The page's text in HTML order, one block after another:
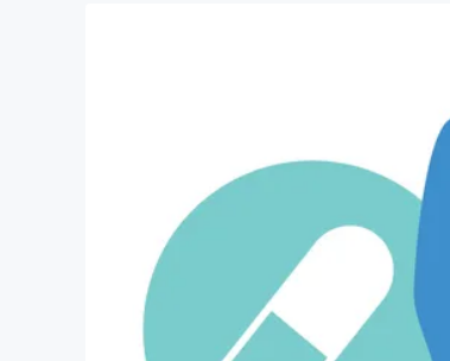
映像・映画
ビジネス・起業
まちづくり・地域活性化